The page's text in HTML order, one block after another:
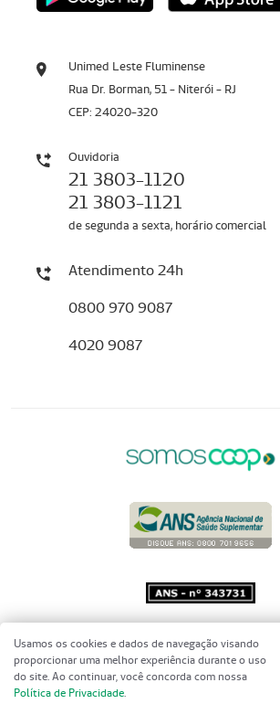
Unimed Leste Fluminense
Rua Dr. Borman, 51 - Niterói - RJ
CEP: 24020-320
Ouvidoria
21 3803-1120
21 3803-1121
de segunda a sexta, horário comercial
Atendimento 24h
0800 970 9087
4020 9087
Copyright 2001 - 2026 Unimed do
Brasil - Todos os direitos reservados
Usamos os cookies e dados de navegação visando
proporcionar uma melhor experiência durante o uso
do site. Ao continuar, você concorda com nossa
Política de Privacidade.